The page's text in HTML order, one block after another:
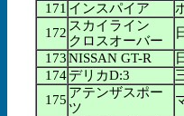
171 インスパイア
172 スカイライン
クロスオーバー
173NISSAN GT-R
174 デリカD:3
175 アテンザスポー
ツ